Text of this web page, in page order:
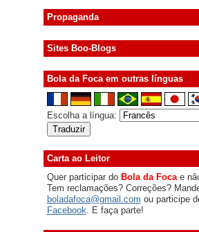
Propaganda
Sites Boo-Blogs
Bola da Foca em outras línguas
Escolha a língua:
Carta ao Leitor
Quer participar do Bola da Focae
Tem reclamações? Correções?
boladafoca@gmail.com ou participe
Facebook . E faça parte!